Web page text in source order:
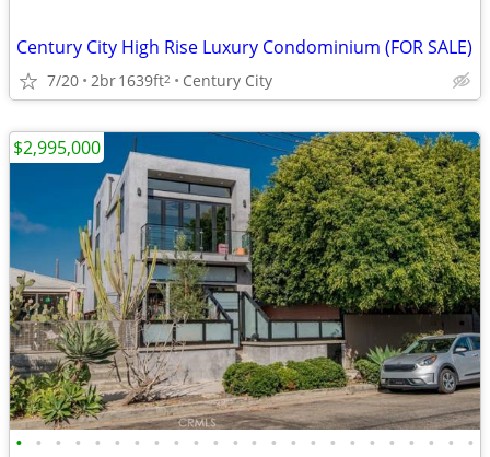
Century City High Rise Luxury Condominium (FOR SALE)
7/20 2br1639ft2 Century City
• • • • • • • • • • • • • • • • • • • • • • • •
$2,995,000